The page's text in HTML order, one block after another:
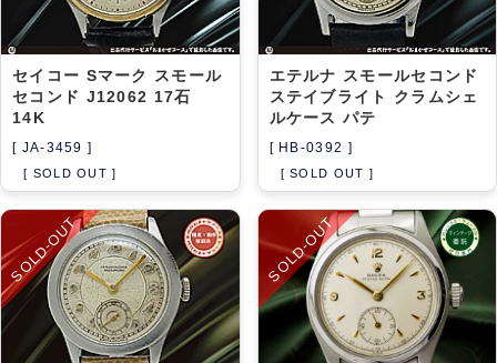
セイコー Sマーク スモール
セコンド J12062 17石
14K
[ JA-3459 ]
[ SOLD OUT ]
エテルナ スモールセコンド
ステイブライト クラムシェ
ルケース パテ
[ HB-0392 ]
[ SOLD OUT ]
SOLD-OUT SOLD-OUT